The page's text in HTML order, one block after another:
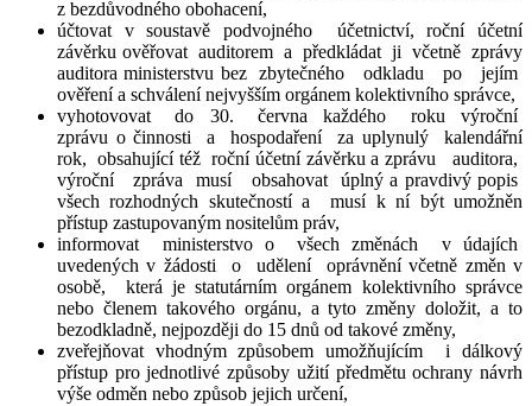
z bezdůvodného obohacení,
účtovat v soustavě podvojného účetnictví, roční účetní
závěrku ověřovat auditorem a předkládat ji včetně zprávy
auditora ministerstvu bez zbytečného odkladu po jejím
ověření a schválení nejvyšším orgánem kolektivního správce,
vyhotovovat do 30. června každého roku výroční
zprávu o činnosti a hospodaření za uplynulý kalendářní
rok, obsahující též roční účetní závěrku a zprávu auditora,
výroční zpráva musí obsahovat úplný a pravdivý popis
všech rozhodných skutečností a musí k ní být umožněn
přístup zastupovaným nositelům práv,
informovat ministerstvo o všech změnách v údajích
uvedených v žádosti o udělení oprávnění včetně změn v
osobě, která je statutárním orgánem kolektivního správce
nebo členem takového orgánu, a tyto změny doložit, a to
bezodkladně, nejpozději do 15 dnů od takové změny,
zveřejňovat vhodným způsobem umožňujícím i dálkový
přístup pro jednotlivé způsoby užití předmětu ochrany návrh
výše odměn nebo způsob jejich určení,